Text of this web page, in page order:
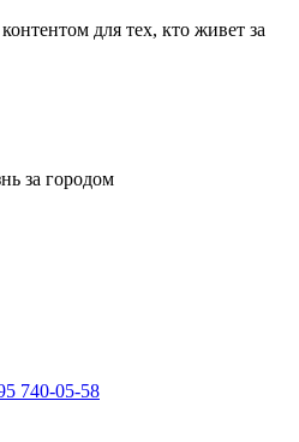
для тех, кто живет за
за городом
740-05-58